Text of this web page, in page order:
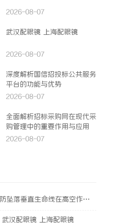
2026-08-07
武汉配眼镜 上海配眼镜
2026-08-07
深度解析国信招投标公共服务
平台的功能与优势
2026-08-07
全面解析招标采购网在现代采
购管理中的重要作用与应用
2026-08-07
防坠落垂直生命线在高空作业中的关键应用与安全保障
武汉配眼镜 上海配眼镜